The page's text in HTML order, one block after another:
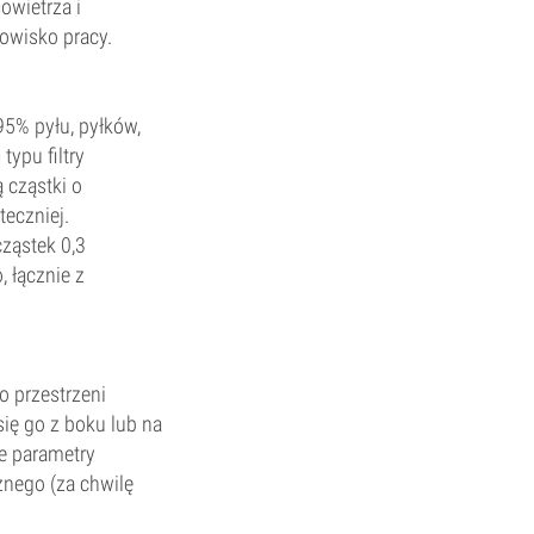
i
pracy.
pyłu, pyłków,
typu filtry
cząstki o
0,3
z
przestrzeni
go z boku lub na
parametry
(za chwilę